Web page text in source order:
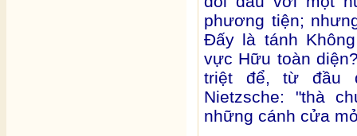
phương tiện;
Đấy là tánh
vực Hữu toàn
triệt để, từ đầu
Nietzsche: "thà
những cánh cửa